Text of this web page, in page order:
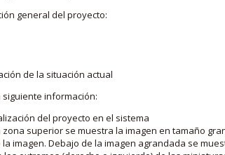
general del proyecto:
de la situación actual
información:
del proyecto en el sistema
superior se muestra la imagen en tamaño
imagen. Debajo de la imagen agrandada se